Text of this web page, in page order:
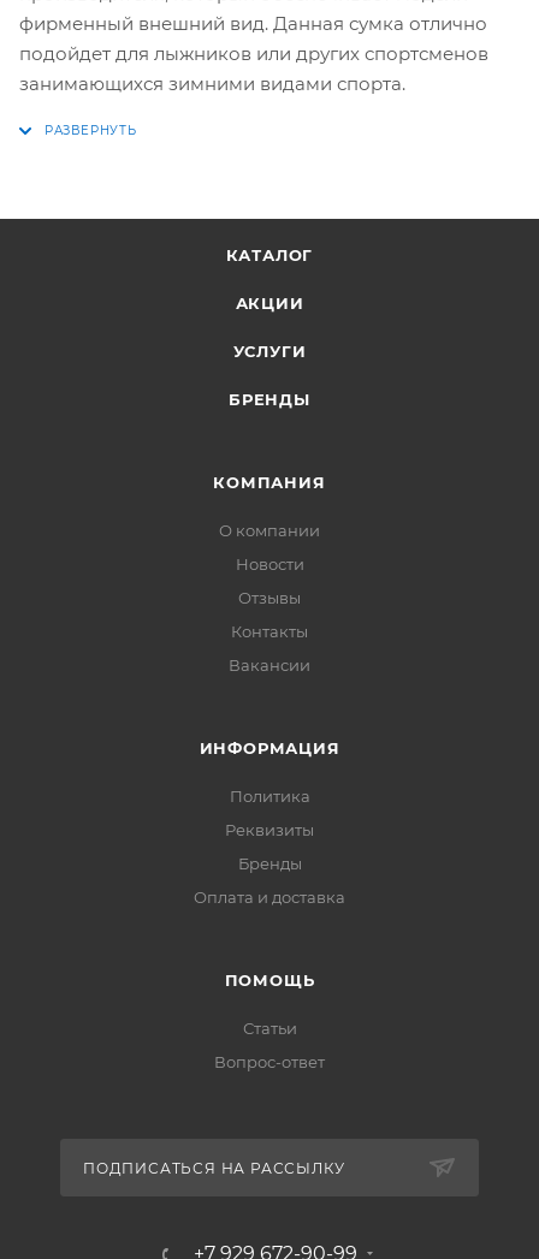
фирменный внешний вид. Данная сумка отлично
подойдет для лыжников или других спортсменов
занимающихся зимними видами спорта.
КАТАЛОГ
АКЦИИ
УСЛУГИ
БРЕНДЫ
КОМПАНИЯ
О компании
Новости
Отзывы
Контакты
Вакансии
ИНФОРМАЦИЯ
Политика
Реквизиты
Бренды
Оплата и доставка
ПОМОЩЬ
Статьи
Вопрос-ответ
ПОДПИСАТЬСЯ НА РАССЫЛКУ
+7 929 672-90-99